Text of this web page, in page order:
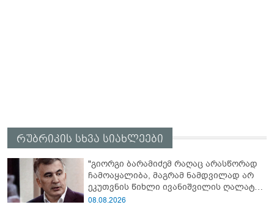
რუბრიკის სხვა სიახლეები
"გიორგი ბარამიძემ რაღაც არასწორად
ჩამოაყალიბა, მაგრამ ნამდვილად არ
ეკუთვნის წიხლი ივანიშვილის ღალატზე
დაფუძნებული დიქტატურის
08.08.2026